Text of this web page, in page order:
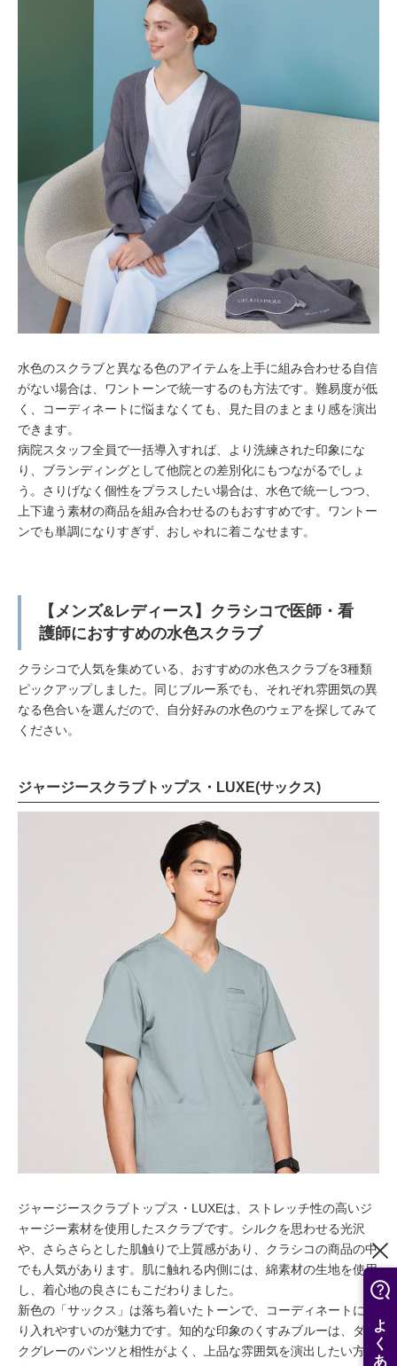
水色のスクラブと異なる色のアイテムを上手に組み合わせる自信
がない場合は、ワントーンで統一するのも方法です。難易度が低
く、コーディネートに悩まなくても、見た目のまとまり感を演出
できます。
病院スタッフ全員で一括導入すれば、より洗練された印象にな
り、ブランディングとして他院との差別化にもつながるでしょ
う。さりげなく個性をプラスしたい場合は、水色で統一しつつ、
上下違う素材の商品を組み合わせるのもおすすめです。ワントー
ンでも単調になりすぎず、おしゃれに着こなせます。
【メンズ&レディース】クラシコで医師・看
護師におすすめの水色スクラブ
クラシコで人気を集めている、おすすめの水色スクラブを3種類
ピックアップしました。同じブルー系でも、それぞれ雰囲気の異
なる色合いを選んだので、自分好みの水色のウェアを探してみて
ください。
ジャージースクラブトップス・LUXE(サックス)
ジャージースクラブトップス・LUXEは、ストレッチ性の高いジ
ャージー素材を使用したスクラブです。シルクを思わせる光沢
や、さらさらとした肌触りで上質感があり、クラシコの商品の中
でも人気があります。肌に触れる内側には、綿素材の生地を使用
し、着心地の良さにもこだわりました。
新色の「サックス」は落ち着いたトーンで、コーディネートに取
り入れやすいのが魅力です。知的な印象のくすみブルーは、ダー
クグレーのパンツと相性がよく、上品な雰囲気を演出したい方に